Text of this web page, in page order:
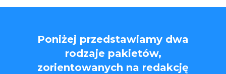
Poniżej przedstawiamy dwa
rodzaje pakietów,
zorientowanych na redakcję